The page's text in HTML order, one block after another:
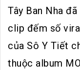
Tây Ban Nha
clip đếm số viral
của Sô Y Tiết
thuộc album